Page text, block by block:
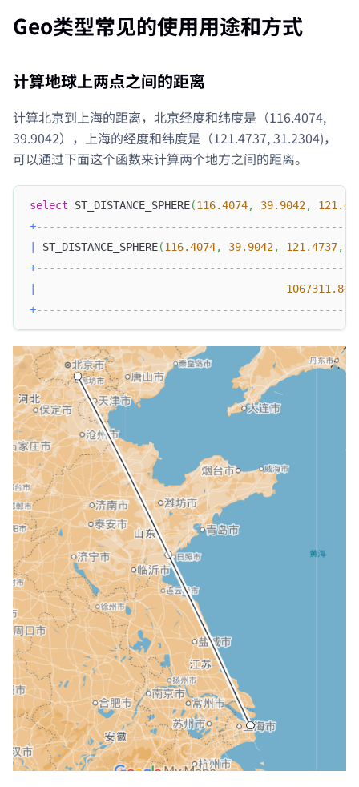
Geo类型常见的使用用途和方式
计算地球上两点之间的距离
计算北京到上海的距离，北京经度和纬度是（116.4074,
39.9042），上海的经度和纬度是（121.4737, 31.2304)，
可以通过下面这个函数来计算两个地方之间的距离。
select ST_DISTANCE_SPHERE(116.4074, 39.9042,
+
ST_DISTANCE_SPHERE(116.4074, 39.9042, 121.4737,
+
+